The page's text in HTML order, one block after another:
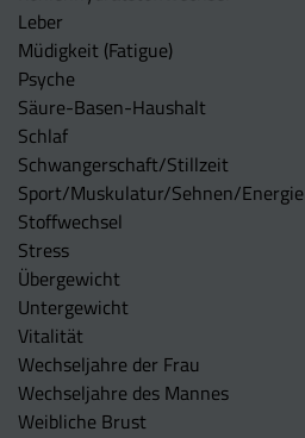
Leber
Müdigkeit (Fatigue)
Psyche
Säure-Basen-Haushalt
Schlaf
Schwangerschaft/Stillzeit
Sport/Muskulatur/Sehnen/Energie
Stoffwechsel
Stress
Übergewicht
Untergewicht
Vitalität
Wechseljahre der Frau
Wechseljahre des Mannes
Weibliche Brust